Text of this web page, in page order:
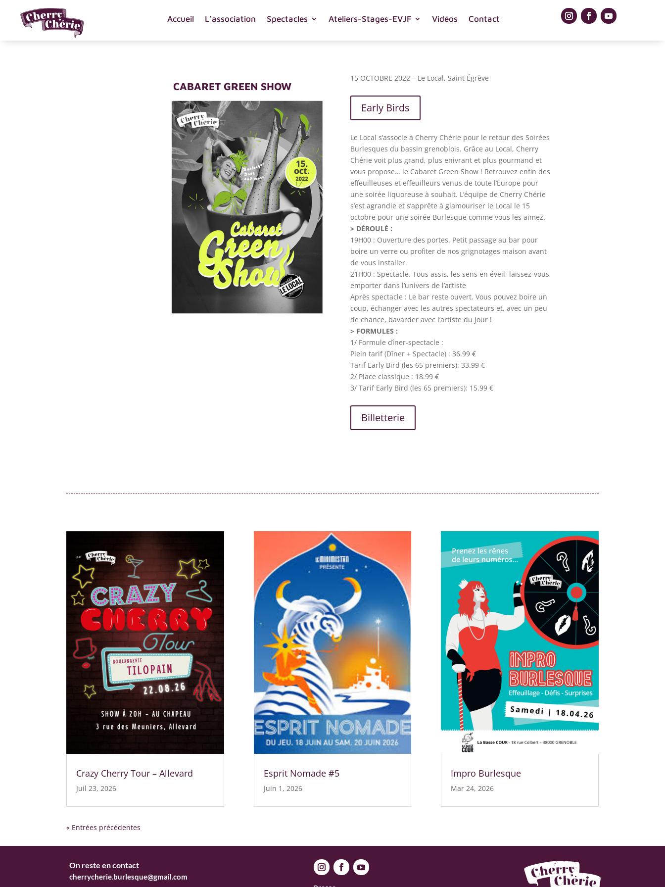
Accueil L’association Spectacles Ateliers-Stages-EVJF Vidéos Contact
CABARET GREEN SHOW
15 OCTOBRE 2022 – Le Local, Saint Égrève
Early Birds
Le Local s’associe à Cherry Chérie pour le retour des Soirées
Burlesques du bassin grenoblois. Grâce au Local, Cherry
Chérie voit plus grand, plus enivrant et plus gourmand et
vous propose… le Cabaret Green Show ! Retrouvez enfin des
effeuilleuses et effeuilleurs venus de toute l’Europe pour
une soirée liquoreuse à souhait. L’équipe de Cherry Chérie
s’est agrandie et s’apprête à glamouriser le Local le 15
octobre pour une soirée Burlesque comme vous les aimez.
> DÉROULÉ :
19H00 : Ouverture des portes. Petit passage au bar pour
boire un verre ou profiter de nos grignotages maison avant
de vous installer.
21H00 : Spectacle. Tous assis, les sens en éveil, laissez-vous
emporter dans l’univers de l’artiste
Après spectacle : Le bar reste ouvert. Vous pouvez boire un
coup, échanger avec les autres spectateurs et, avec un peu
de chance, bavarder avec l’artiste du jour !
> FORMULES :
1/ Formule dîner-spectacle :
Plein tarif (Dîner + Spectacle) : 36.99 €
Tarif Early Bird (les 65 premiers): 33.99 €
2/ Place classique : 18.99 €
3/ Tarif Early Bird (les 65 premiers): 15.99 €
Billetterie
Crazy Cherry Tour – Allevard
Juil 23, 2026
Esprit Nomade #5
Juin 1, 2026
Impro Burlesque
Mar 24, 2026
« Entrées précédentes
On reste en contact
cherrycherie.burlesque@gmail.com